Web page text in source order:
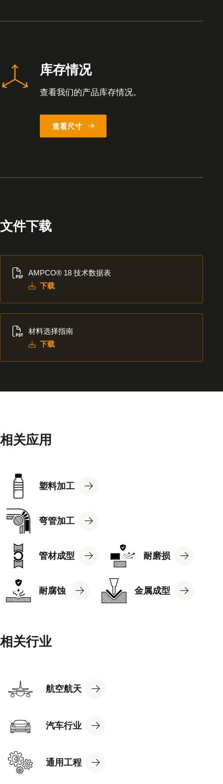
库存情况
查看我们的产品库存情况。
查看尺寸
文件下载
AMPCO® 18 技术数据表
下载
材料选择指南
下载
相关应用
View
Application塑料加工
View
Application弯管加工
View
Application管材成型
View
Application耐磨损
View
Application耐腐蚀
View
Application金属成型
相关行业
View
Industry
航空航天
Industry
汽车行业
View
Industry
通用工程